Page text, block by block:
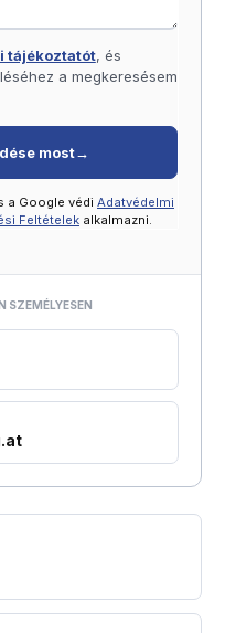
tájékoztatót, és
a megkeresésem
most→
a Google védi Adatvédelmi
Feltételek alkalmazni.
SZEMÉLYESEN